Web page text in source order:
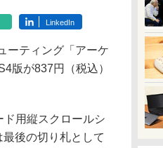
LinkedIn
ーティング「アーケ
版が837円（税込）
用縦スクロールシ
後の切り札として